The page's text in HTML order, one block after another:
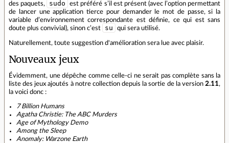
des paquets,
sudo
est préféré sʼil est présent (avec lʼoption permettant
de lancer une application tierce pour demander le mot de passe, si la
variable dʼenvironnement correspondante est définie, ce qui est sans
doute plus convivial), sinon cʼest
su qui sera utilisé.
Naturellement, toute suggestion d'amélioration sera lue avec plaisir.
Nouveaux jeux
Évidemment, une dépêche comme celle‑ci ne serait pas complète sans la
liste des jeux ajoutés à notre collection depuis la sortie de la version 2.11,
la voici donc :
7 Billion Humans
Agatha Christie: The ABC Murders
Age of Mythology Demo
Among the Sleep
Anomaly: Warzone Earth